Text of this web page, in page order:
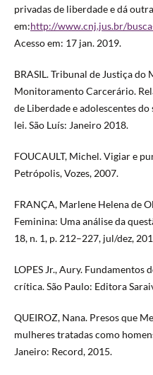
privadas de liberdade e dá
em:http://www.cnj.jus.br/
Acesso em: 17 jan. 2019.
BRASIL. Tribunal de Justiça do
Monitoramento Carcerário.
de Liberdade e adolescentes
lei. São Luís: Janeiro 2018.
FOUCAULT, Michel. Vigiar e
Petrópolis, Vozes, 2007.
FRANÇA, Marlene Helena de
Feminina: Uma análise da
18, n. 1, p. 212–227, jul/dez,
LOPES Jr., Aury.
crítica. São Paulo: Editora
QUEIROZ, Nana. Presos que
mulheres tratadas como
Janeiro: Record, 2015.